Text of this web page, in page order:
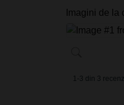
Imagini de la
1-3 din 3